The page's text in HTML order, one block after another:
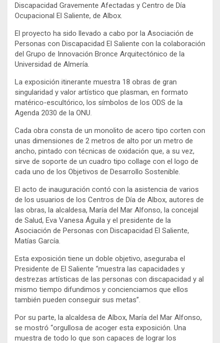
Discapacidad Gravemente Afectadas y Centro de Día
Ocupacional El Saliente, de Albox.
El proyecto ha sido llevado a cabo por la Asociación de
Personas con Discapacidad El Saliente con la colaboración
del Grupo de Innovación Bronce Arquitectónico de la
Universidad de Almería.
La exposición itinerante muestra 18 obras de gran
singularidad y valor artístico que plasman, en formato
matérico-escultórico, los símbolos de los ODS de la
Agenda 2030 de la ONU.
Cada obra consta de un monolito de acero tipo corten con
unas dimensiones de 2 metros de alto por un metro de
ancho, pintado con técnicas de oxidación que, a su vez,
sirve de soporte de un cuadro tipo collage con el logo de
cada uno de los Objetivos de Desarrollo Sostenible.
El acto de inauguración contó con la asistencia de varios
de los usuarios de los Centros de Día de Albox, autores de
las obras, la alcaldesa, María del Mar Alfonso, la concejal
de Salud, Eva Vanesa Águila y el presidente de la
Asociación de Personas con Discapacidad El Saliente,
Matías García.
Esta exposición tiene un doble objetivo, aseguraba el
Presidente de El Saliente “muestra las capacidades y
destrezas artísticas de las personas con discapacidad y al
mismo tiempo difundimos y concienciamos que ellos
también pueden conseguir sus metas”.
Por su parte, la alcaldesa de Albox, María del Mar Alfonso,
se mostró “orgullosa de acoger esta exposición. Una
muestra de todo lo que son capaces de lograr los